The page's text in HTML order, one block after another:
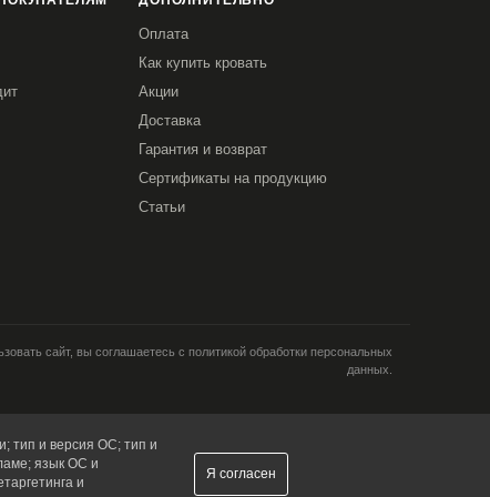
Оплата
Как купить кровать
Акции
Доставка
Гарантия и возврат
Сертификаты на продукцию
Статьи
сайт, вы соглашаетесь с политикой обработки персональных
данных.
тип и версия ОС; тип и
язык ОС и
и
Я согласен